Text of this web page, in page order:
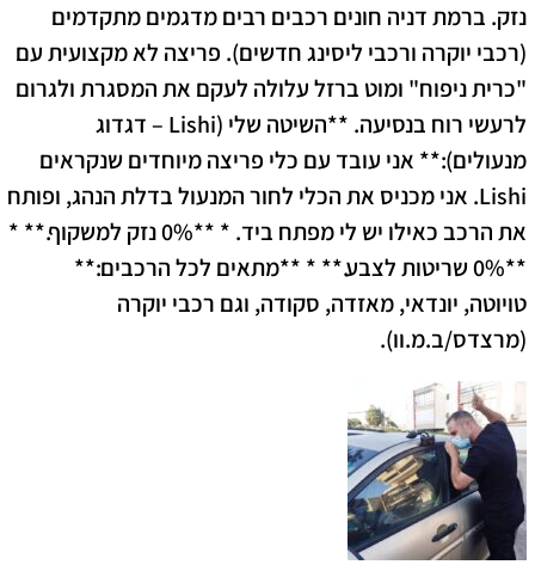
נזק. ברמת דניה חונים רכבים רבים מדגמים מתקדמים
(רכבי יוקרה ורכבי ליסינג חדשים). פריצה לא מקצועית עם
"כרית ניפוח" ומוט ברזל עלולה לעקם את המסגרת ולגרום
לרעשי רוח בנסיעה. **השיטה שלי (Lishi – דגדוג
מנעולים):** אני עובד עם כלי פריצה מיוחדים שנקראים
Lishi. אני מכניס את הכלי לחור המנעול בדלת הנהג, ופותח
את הרכב כאילו יש לי מפתח ביד. * **0% נזק למשקוף.** *
**0% שריטות לצבע.** * **מתאים לכל הרכבים:**
טויוטה, יונדאי, מאזדה, סקודה, וגם רכבי יוקרה
(מרצדס/ב.מ.וו).